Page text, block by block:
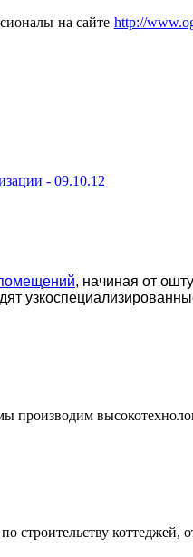
на сайте http://
- 09.10.12
, начиная от
производим
коттеджей,